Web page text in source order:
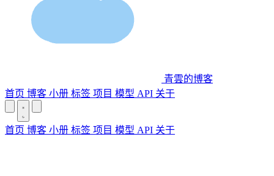
青雲的博客
首页 博客 小册 标签 项目 模型 API 关于
首页 博客 小册 标签 项目 模型 API 关于